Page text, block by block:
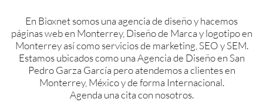
En Bioxnet somos una agencia de diseño y hacemos
páginas web en Monterrey, Diseño de Marca y logotipo en
Monterrey así como servicios de marketing, SEO y SEM.
Estamos ubicados como una Agencia de Diseño en San
Pedro Garza García pero atendemos a clientes en
Monterrey, México y de forma Internacional.
Agenda una cita con nosotros.